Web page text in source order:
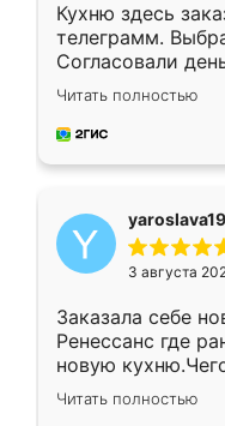
Кухню здесь
телеграмм.
Согласовали
недели кухня
довольны
мебель за
Читать полностью
3 августа
Заказала себе
Ренессанс где
новую
вполне
два года,
Читать полностью